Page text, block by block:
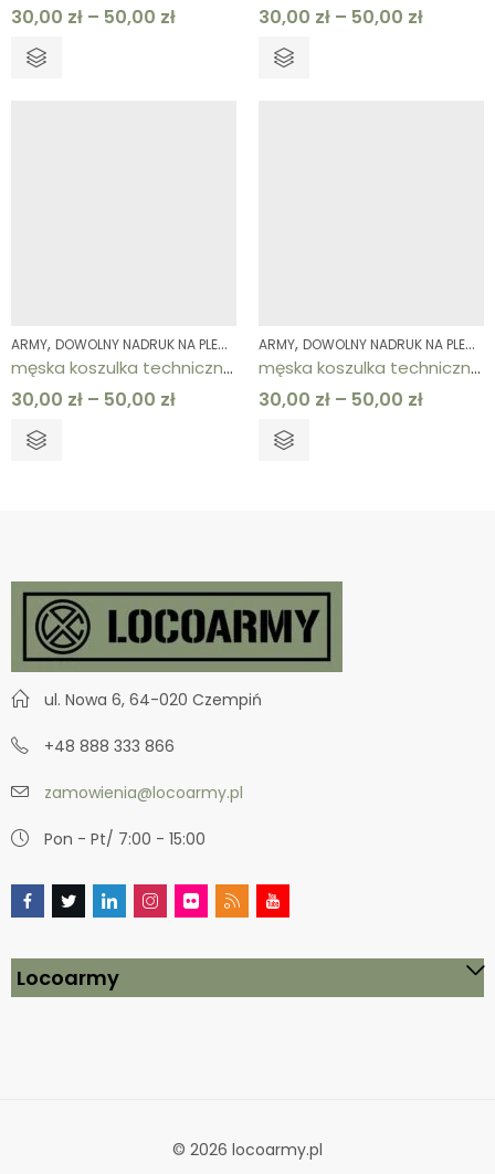
30,00 zł – 50,00 zł 30,00 zł – 50,00 zł
ARMY, DOWOLNY NADRUK NA PLECACH ,KOLEKCJE,KOSZULKI,KOSZULKI,
męska koszulka techniczna khaki ARMY
30,00 zł – 50,00 zł
ARMY, DOWOLNY NADRUK NA PLECACH
męska koszulka techniczna piaskowa ARMY
30,00 zł – 50,00 zł
ul. Nowa 6, 64-020 Czempiń
+48 888 333 866
zamowienia@locoarmy.pl
Pon - Pt/ 7:00 - 15:00
Locoarmy
© 2026 locoarmy.pl